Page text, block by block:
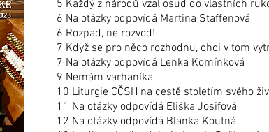
5 Každý z národů vzal osud do vlastních
6 Na otázky odpovídá Martina Staffenová
6 Rozpad, ne rozvod!
7 Když se pro něco rozhodnu, chci v tom
7 Na otázky odpovídá Lenka Komínková
9 Nemám varhaníka
10 Liturgie CČSH na cestě stoletím svého
11 Na otázky odpovídá Eliška Josifová
12 Na otázky odpovídá Blanka Koutná